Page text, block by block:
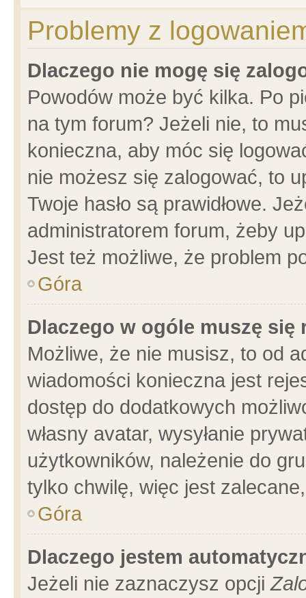
Problemy z
Dlaczego nie mogę się
Powodów może być kilka. Po
na tym forum? Jeżeli nie, to
konieczna, aby móc się
nie możesz się zalogować, to
Twoje hasło są prawidłowe.
administratorem forum, żeby
Jest też możliwe, że problem
Góra
Dlaczego w ogóle muszę się
Możliwe, że nie musisz, to od
wiadomości konieczna jest
dostęp do dodatkowych
własny avatar, wysyłanie
użytkowników, należenie do
tylko chwilę, więc jest
Góra
Dlaczego jestem
Jeżeli nie zaznaczysz opcji